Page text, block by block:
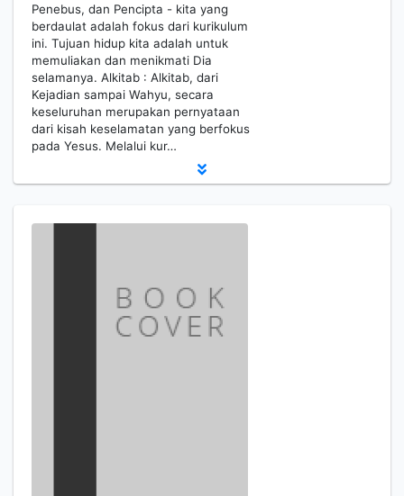
Penebus, dan Pencipta - kita yang
berdaulat adalah fokus dari kurikulum
ini. Tujuan hidup kita adalah untuk
memuliakan dan menikmati Dia
selamanya. Alkitab : Alkitab, dari
Kejadian sampai Wahyu, secara
keseluruhan merupakan pernyataan
dari kisah keselamatan yang berfokus
pada Yesus. Melalui kur…